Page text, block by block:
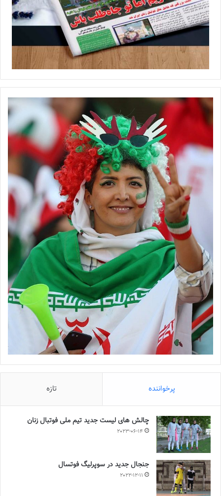
پرخواننده تازه
چالش هاى ليست جدید تيم ملى فوتبال زنان
2023-06-14
جنجال جدید در سوپرلیگ فوتسال
2022-12-11